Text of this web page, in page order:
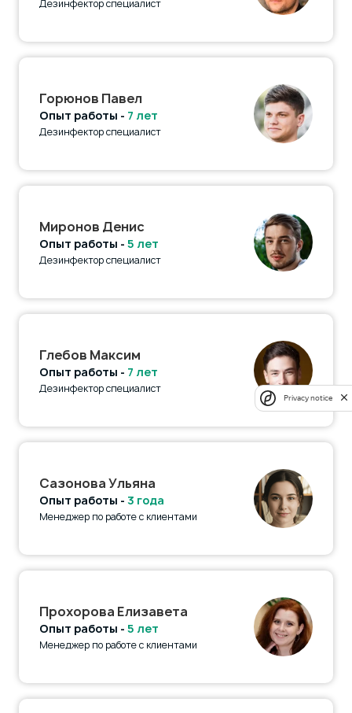
Дезинфектор специалист
Горюнов Павел
Опыт работы - 7 лет
Дезинфектор специалист
Миронов Денис
Опыт работы - 5 лет
Дезинфектор специалист
Глебов Максим
Опыт работы - 7 лет
Дезинфектор специалист
Сазонова Ульяна
Опыт работы - 3 года
Менеджер по работе с клиентами
Прохорова Елизавета
Опыт работы - 5 лет
Менеджер по работе с клиентами
Privacy notice